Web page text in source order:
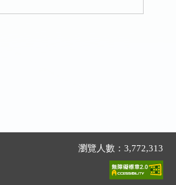
瀏覽人數：3,772,313